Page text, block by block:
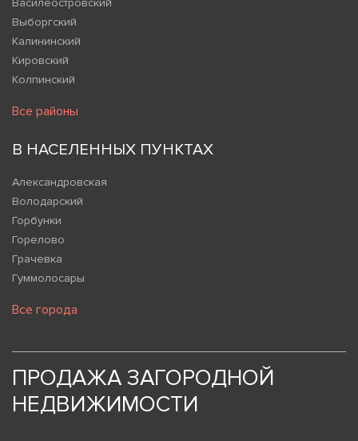
Василеостровский
Выборгский
Калининский
Кировский
Колпинский
Все районы
В НАСЕЛЕННЫХ ПУНКТАХ
Александровская
Володарский
Горбунки
Горелово
Грачевка
Гуммолосары
Все города
ПРОДАЖА ЗАГОРОДНОЙ
НЕДВИЖИМОСТИ